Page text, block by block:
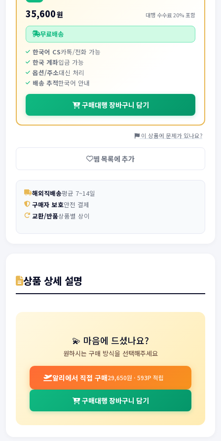
35,600원 대행 수수료 20% 포함
무료배송
한국어 CS카톡/전화 가능
한국 계좌입금 가능
옵션/주소대신 처리
배송 추적한국어 안내
구매대행 장바구니 담기
이 상품에 문제가 있나요?
찜 목록에 추가
해외직배송평균 7~14일
구매자 보호안전 결제
교환/반품상품별 상이
상품 상세 설명
💫 마음에 드셨나요?
원하시는 구매 방식을 선택해주세요
알리에서 직접 구매29,650원 · 593P 적립
구매대행 장바구니 담기